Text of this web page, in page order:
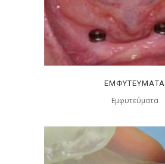
ΕΜΦΥΤΕΥΜΑΤΑ
Εμφυτεύματα